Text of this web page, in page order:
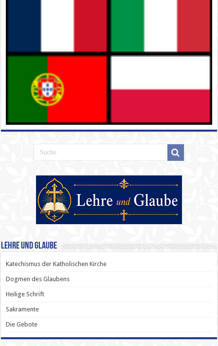
Lehre und Glaube
Katechismus der Katholischen Kirche
Dogmen des Glaubens
Heilige Schrift
Sakramente
Die Gebote